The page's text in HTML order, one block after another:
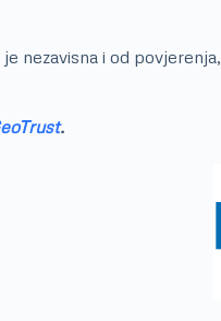
nezavisna i od
.